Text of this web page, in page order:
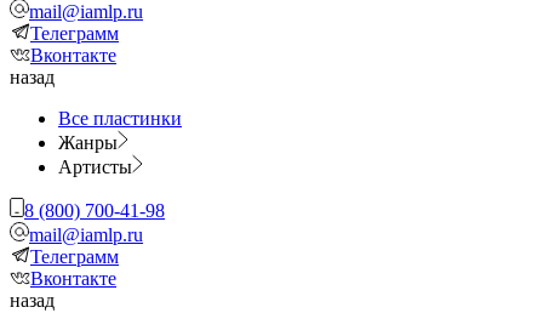
mail@iamlp.ru
Телеграмм
Вконтакте
назад
Все пластинки
Жанры
Артисты
8 (800) 700-41-98
mail@iamlp.ru
Телеграмм
Вконтакте
назад